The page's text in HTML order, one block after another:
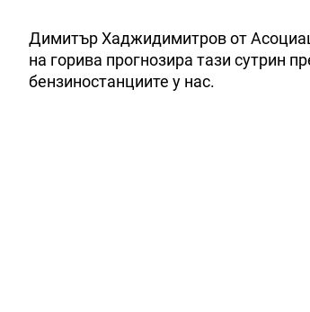
Димитър Хаджидимитров от
на горива прогнозира тази сутрин
бензиностанциите у нас.